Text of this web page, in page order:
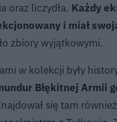
oraz liczydła. Każdy
i miał
zbiory wyjątkowymi.
w kolekcji były
Błękitnej Armii
się tam